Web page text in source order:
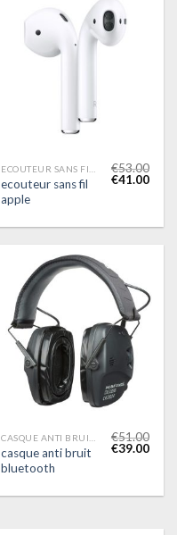
ecouteur sans fil
apple
€53.00
€41.00
casque anti bruit
bluetooth
€51.00
€39.00